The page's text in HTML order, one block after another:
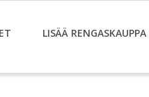
LISÄÄ RENGASKAUPPA